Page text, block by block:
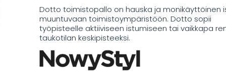
Dotto toimistopallo on hauska ja monikäyttöinen
muuntuvaan toimistoympäristöön. Dotto sopii
työpisteelle aktiiviseen istumiseen tai vaikkapa
taukotilan keskipisteeksi.